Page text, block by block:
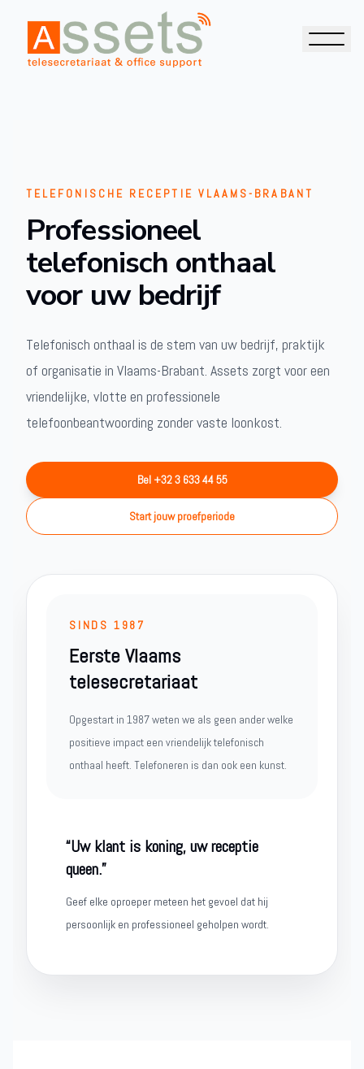
TELEFONISCHE RECEPTIE VLAAMS-BRABANT
Professioneel
telefonisch onthaal
voor uw bedrijf
Telefonisch onthaal is de stem van uw bedrijf, praktijk
of organisatie in Vlaams-Brabant. Assets zorgt voor een
vriendelijke, vlotte en professionele
telefoonbeantwoording zonder vaste loonkost.
Bel +32 3 633 44 55
Start jouw proefperiode
SINDS 1987
Eerste Vlaams
telesecretariaat
Opgestart in 1987 weten we als geen ander welke
positieve impact een vriendelijk telefonisch
onthaal heeft. Telefoneren is dan ook een kunst.
“Uw klant is koning, uw receptie
queen.”
Geef elke oproeper meteen het gevoel dat hij
persoonlijk en professioneel geholpen wordt.